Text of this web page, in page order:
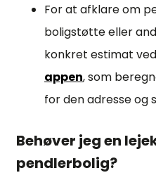
For at afklare om
boligstøtte eller
konkret estimat
appen, som
for den adresse og
Behøver jeg en
pendlerbolig?